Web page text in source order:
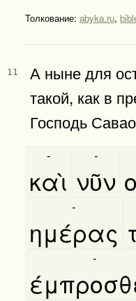
Толкование: abyka.ru,
11
А ныне для
такой, как в
Господь
καὶ
-
νῦν
-
ημέρας
-
-